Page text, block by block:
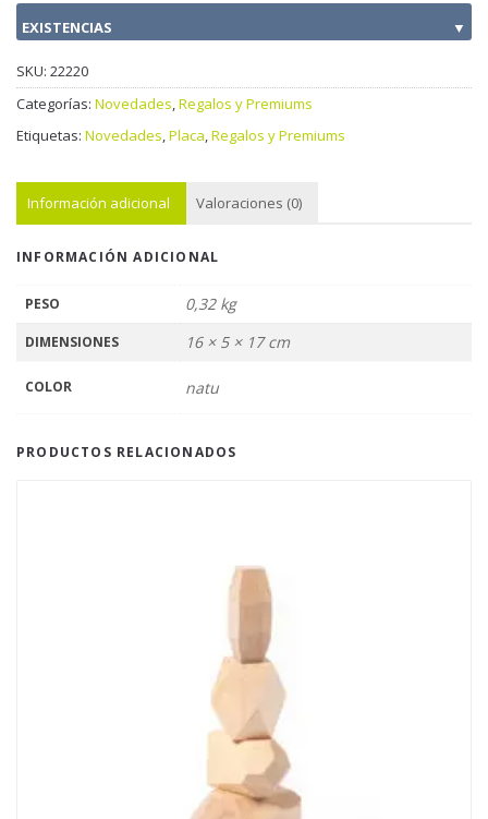
EXISTENCIAS ▼
SKU: 22220
Categorías: Novedades,Regalos y Premiums
Etiquetas: Novedades,Placa,Regalos y Premiums
Información adicional Valoraciones (0)
INFORMACIÓN ADICIONAL
PESO 0,32 kg
DIMENSIONES 16 × 5 × 17 cm
COLOR natu
PRODUCTOS RELACIONADOS